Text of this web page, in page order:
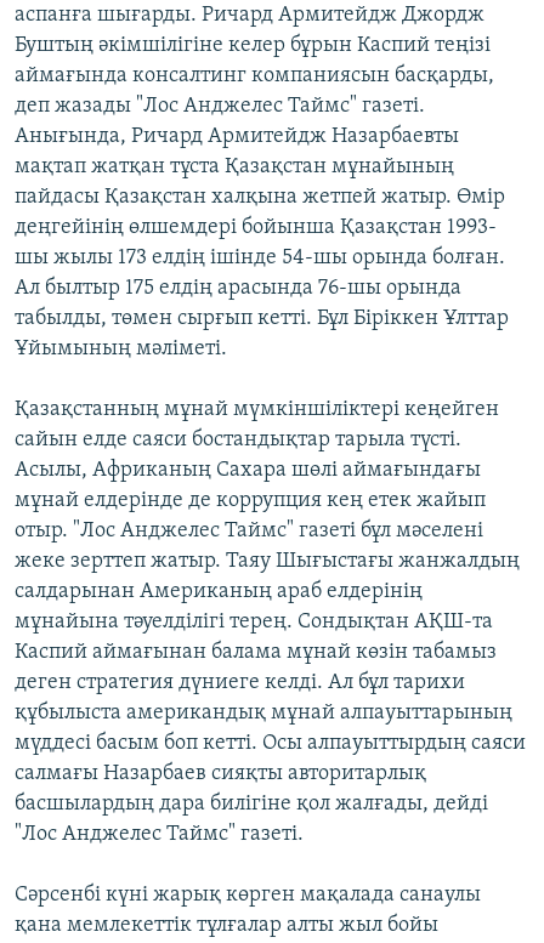
аспанға шығарды. Ричард Армитейдж Джордж
Буштың әкімшілігіне келер бұрын Каспий теңізі
аймағында консалтинг компаниясын басқарды,
деп жазады "Лос Анджелес Таймс" газеті.
Анығында, Ричард Армитейдж Назарбаевты
мақтап жатқан тұста Қазақстан мұнайының
пайдасы Қазақстан халқына жетпей жатыр. Өмір
деңгейінің өлшемдері бойынша Қазақстан 1993-
шы жылы 173 елдің ішінде 54-шы орында болған.
Ал былтыр 175 елдің арасында 76-шы орында
табылды, төмен сырғып кетті. Бұл Біріккен Ұлттар
Ұйымының мәліметі.
Қазақстанның мұнай мүмкіншіліктері кеңейген
сайын елде саяси бостандықтар тарыла түсті.
Асылы, Африканың Сахара шөлі аймағындағы
мұнай елдерінде де коррупция кең етек жайып
отыр. "Лос Анджелес Таймс" газеті бұл мәселені
жеке зерттеп жатыр. Таяу Шығыстағы жанжалдың
салдарынан Американың араб елдерінің
мұнайына тәуелділігі терең. Сондықтан АҚШ-та
Каспий аймағынан балама мұнай көзін табамыз
деген стратегия дүниеге келді. Ал бұл тарихи
құбылыста американдық мұнай алпауыттарының
мүддесі басым боп кетті. Осы алпауыттырдың саяси
салмағы Назарбаев сияқты авторитарлық
басшылардың дара билігіне қол жалғады, дейді
"Лос Анджелес Таймс" газеті.
Сәрсенбі күні жарық көрген мақалада санаулы
қана мемлекеттік тұлғалар алты жыл бойы